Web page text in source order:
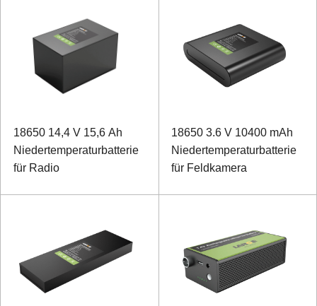
18650 14,4 V 15,6 Ah
Niedertemperaturbatterie
für Radio
18650 3.6 V 10400 mAh
Niedertemperaturbatterie
für Feldkamera